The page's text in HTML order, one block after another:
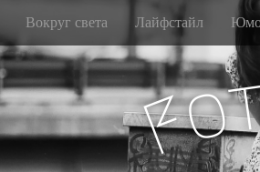
Вокруг света Лайфстайл
Fo